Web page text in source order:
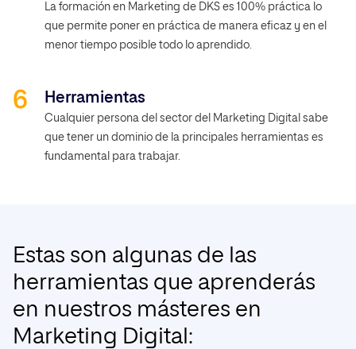
La formación en Marketing de DKS es 100% práctica lo
que permite poner en práctica de manera eficaz y en el
menor tiempo posible todo lo aprendido.
Herramientas
Cualquier persona del sector del Marketing Digital sabe
que tener un dominio de la principales herramientas es
fundamental para trabajar.
Estas son algunas de las
herramientas que aprenderás
en nuestros másteres en
Marketing Digital: